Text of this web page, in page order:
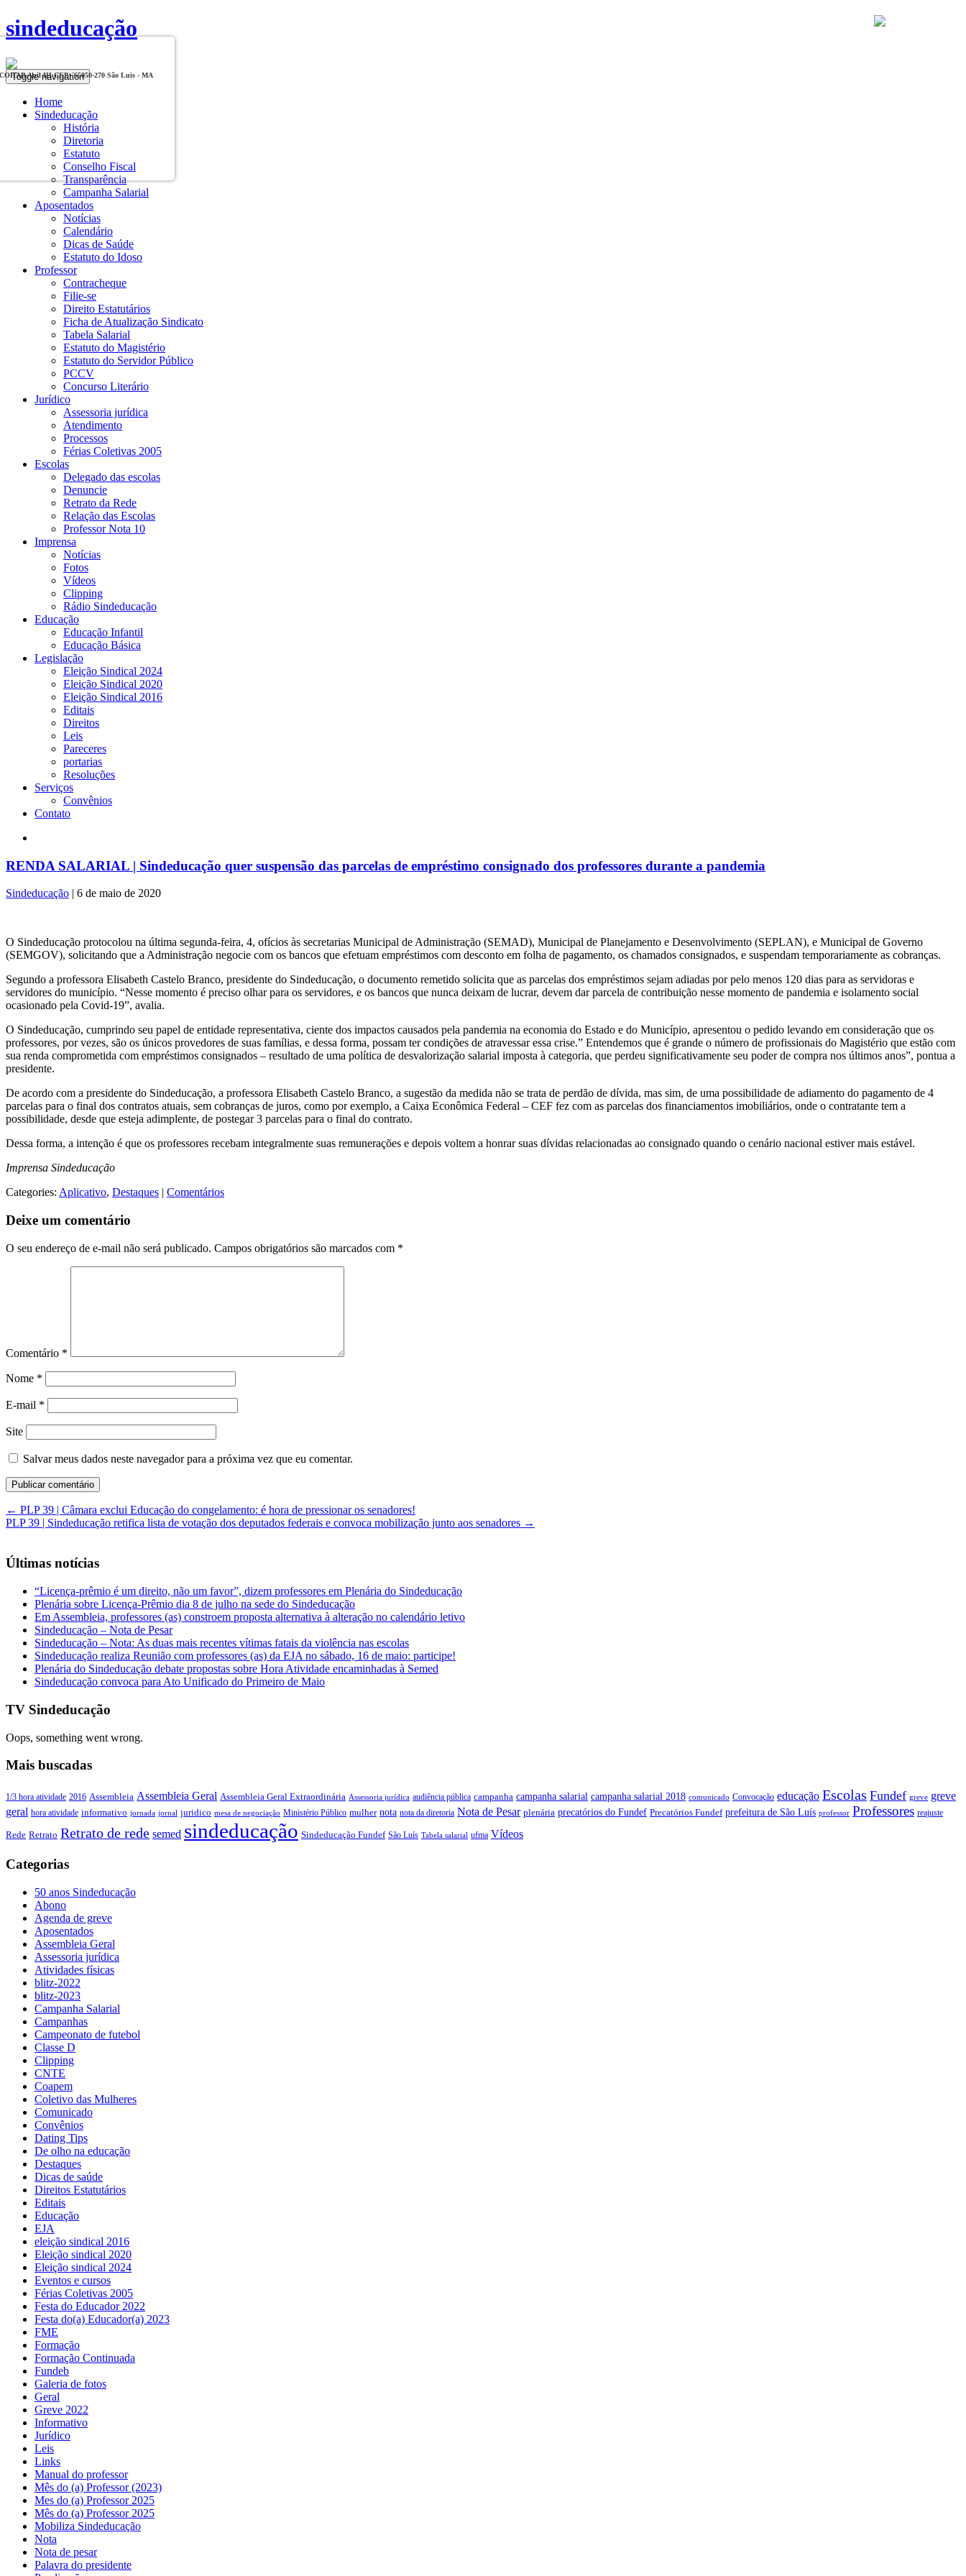
sindeducação
Toggle navigation
Home
Sindeducação
História
Diretoria
Estatuto
Conselho Fiscal
Transparência
Campanha Salarial
Aposentados
Notícias
Calendário
Dicas de Saúde
Estatuto do Idoso
Professor
Contracheque
Filie-se
Direito Estatutários
Ficha de Atualização Sindicato
Tabela Salarial
Estatuto do Magistério
Estatuto do Servidor Público
PCCV
Concurso Literário
Jurídico
Assessoria jurídica
Atendimento
Processos
Férias Coletivas 2005
Escolas
Delegado das escolas
Denuncie
Retrato da Rede
Relação das Escolas
Professor Nota 10
Imprensa
Notícias
Fotos
Vídeos
Clipping
Rádio Sindeducação
Educação
Educação Infantil
Educação Básica
Legislação
Eleição Sindical 2024
Eleição Sindical 2020
Eleição Sindical 2016
Editais
Direitos
Leis
Pareceres
portarias
Resoluções
Serviços
Convênios
Contato
RENDA SALARIAL | Sindeducação quer suspensão das parcelas de empréstimo consignado dos professores durante a pandemia
Sindeducação | 6 de maio de 2020
O Sindeducação protocolou na última segunda-feira, 4, ofícios às secretarias Municipal de Administração (SEMAD), Municipal de Planejamento e Desenvolvimento (SEPLAN), e Municipal de Governo
(SEMGOV), solicitando que a Administração negocie com os bancos que efetuam empréstimos com desconto em folha de pagamento, os chamados consignados, e suspendam temporariamente as cobranças.
Segundo a professora Elisabeth Castelo Branco, presidente do Sindeducação, o documento remetido solicita que as parcelas dos empréstimos sejam adiadas por pelo menos 120 dias para as servidoras e
servidores do município. “Nesse momento é preciso olhar para os servidores, e os bancos que nunca deixam de lucrar, devem dar parcela de contribuição nesse momento de pandemia e isolamento social
ocasionado pela Covid-19”, avalia.
O Sindeducação, cumprindo seu papel de entidade representativa, ciente dos impactos causados pela pandemia na economia do Estado e do Município, apresentou o pedido levando em consideração que os
professores, por vezes, são os únicos provedores de suas famílias, e dessa forma, possam ter condições de atravessar essa crise.” Entendemos que é grande o número de profissionais do Magistério que estão com
sua renda comprometida com empréstimos consignados – resultado de uma política de desvalorização salarial imposta à categoria, que perdeu significativamente seu poder de compra nos últimos anos”, pontua a
presidente.
De acordo com a presidente do Sindeducação, a professora Elisabeth Castelo Branco, a sugestão da medida não se trata de perdão de dívida, mas sim, de uma possibilidade de adiamento do pagamento de 4
parcelas para o final dos contratos atuais, sem cobranças de juros, como por exemplo, a Caixa Econômica Federal – CEF fez com as parcelas dos financiamentos imobiliários, onde o contratante tem a
possibilidade, desde que esteja adimplente, de postegar 3 parcelas para o final do contrato.
Dessa forma, a intenção é que os professores recebam integralmente suas remunerações e depois voltem a honrar suas dívidas relacionadas ao consignado quando o cenário nacional estiver mais estável.
Imprensa Sindeducação
Categories: Aplicativo, Destaques | Comentários
Deixe um comentário
O seu endereço de e-mail não será publicado. Campos obrigatórios são marcados com *
Comentário *
Nome *
E-mail *
Site
Salvar meus dados neste navegador para a próxima vez que eu comentar.
← PLP 39 | Câmara exclui Educação do congelamento: é hora de pressionar os senadores!
PLP 39 | Sindeducação retifica lista de votação dos deputados federais e convoca mobilização junto aos senadores →
Últimas notícias
“Licença-prêmio é um direito, não um favor”, dizem professores em Plenária do Sindeducação
Plenária sobre Licença-Prêmio dia 8 de julho na sede do Sindeducação
Em Assembleia, professores (as) constroem proposta alternativa à alteração no calendário letivo
Sindeducação – Nota de Pesar
Sindeducação – Nota: As duas mais recentes vítimas fatais da violência nas escolas
Sindeducação realiza Reunião com professores (as) da EJA no sábado, 16 de maio: participe!
Plenária do Sindeducação debate propostas sobre Hora Atividade encaminhadas à Semed
Sindeducação convoca para Ato Unificado do Primeiro de Maio
TV Sindeducação
Oops, something went wrong.
Mais buscadas
1/3 hora atividade 2016 Assembleia Assembleia Geral Assembleia Geral Extraordinária Assessoria jurídica audiência pública campanha campanha salarial campanha salarial 2018 comunicado Convocação educação Escolas Fundef greve greve
geral hora atividade informativo jornada jornal juridico mesa de negociação Ministério Público mulher nota nota da diretoria Nota de Pesar plenária precatórios do Fundef Precatórios Fundef prefeitura de São Luís professor Professores reajuste
Rede Retrato Retrato de rede semed sindeducação Sindeducação Fundef São Luís Tabela salarial ufma Vídeos
Categorias
50 anos Sindeducação
Abono
Agenda de greve
Aposentados
Assembleia Geral
Assessoria jurídica
Atividades físicas
blitz-2022
blitz-2023
Campanha Salarial
Campanhas
Campeonato de futebol
Classe D
Clipping
CNTE
Coapem
Coletivo das Mulheres
Comunicado
Convênios
Dating Tips
De olho na educação
Destaques
Dicas de saúde
Direitos Estatutários
Editais
Educação
EJA
eleição sindical 2016
Eleição sindical 2020
Eleição sindical 2024
Eventos e cursos
Férias Coletivas 2005
Festa do Educador 2022
Festa do(a) Educador(a) 2023
FME
Formação
Formação Continuada
Fundeb
Galeria de fotos
Geral
Greve 2022
Informativo
Jurídico
Leis
Links
Manual do professor
Mês do (a) Professor (2023)
Mes do (a) Professor 2025
Mês do (a) Professor 2025
Mobiliza Sindeducação
Nota
Nota de pesar
Palavra do presidente
COHAB Anil III CEP - 65050-270 São Luis - MA